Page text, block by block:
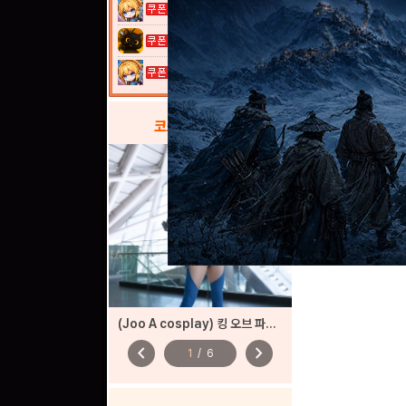
고양이 낚시터...
여전사 키우기...
코스프레갤러리
(Joo A cosplay) 킹 오브 파이터즈
chevron_left 1 / 6 chevron_right